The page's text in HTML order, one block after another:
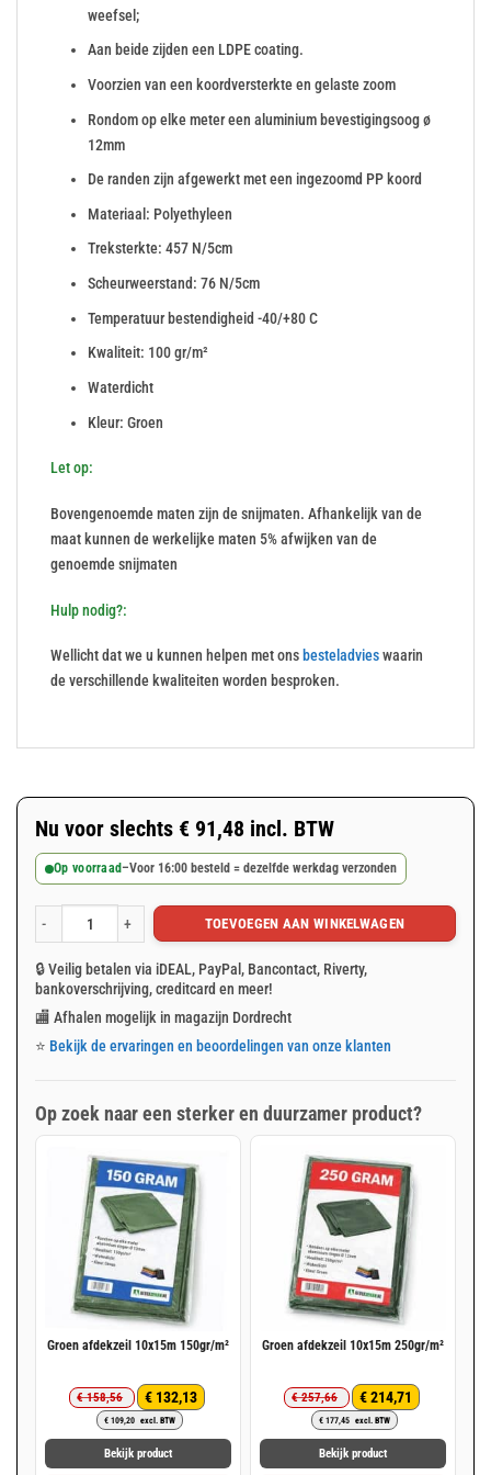
weefsel;
Aan beide zijden een LDPE coating.
Voorzien van een koordversterkte en gelaste zoom
Rondom op elke meter een aluminium bevestigingsoog ø
12mm
De randen zijn afgewerkt met een ingezoomd PP koord
Materiaal: Polyethyleen
Treksterkte: 457 N/5cm
Scheurweerstand: 76 N/5cm
Temperatuur bestendigheid -40/+80 C
Kwaliteit: 100 gr/m²
Waterdicht
Kleur: Groen
Let op:
Bovengenoemde maten zijn de snijmaten. Afhankelijk van de
maat kunnen de werkelijke maten 5% afwijken van de
genoemde snijmaten
Hulp nodig?:
Wellicht dat we u kunnen helpen met onsbesteladvieswaarin
de verschillende kwaliteiten worden besproken.
Nu voor slechts € 91,48 incl. BTW
Op voorraad –Voor 16:00 besteld = dezelfde werkdag verzonden
Groen afdekzeil 10x15m 100gr/m² aantalTOEVOEGEN AAN WINKELWAGEN
🔒 Veilig betalen via iDEAL, PayPal, Bancontact, Riverty,
bankoverschrijving, creditcard en meer!
🏬 Afhalen mogelijk in magazijn Dordrecht
⭐ Bekijk de ervaringen en beoordelingen van onze klanten
Op zoek naar een sterker en duurzamer product?
Groen afdekzeil 10x15m 150gr/m²
€158,56
Oorspronkelijke
prijs
was:
€ 158,56.
€132,13
Huidige
prijs
is:
€ 132,13.
€109,20 excl. BTW
Bekijk product
Groen afdekzeil 10x15m 250gr/m²
€257,66
Oorspronkelijke
prijs
was:
€ 257,66.
€214,71
Huidige
prijs
is:
€ 214,71.
€177,45 excl. BTW
Bekijk product